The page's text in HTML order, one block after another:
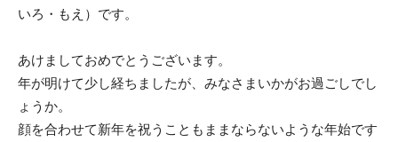
いろ・もえ）です。
あけましておめでとうございます。
年が明けて少し経ちましたが、みなさまいかがお過ごしでし
ょうか。
顔を合わせて新年を祝うこともままならないような年始です